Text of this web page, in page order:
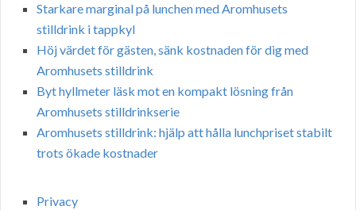
Starkare marginal på lunchen med Aromhusets
stilldrink i tappkyl
Höj värdet för gästen, sänk kostnaden för dig med
Aromhusets stilldrink
Byt hyllmeter läsk mot en kompakt lösning från
Aromhusets stilldrinkserie
Aromhusets stilldrink: hjälp att hålla lunchpriset stabilt
trots ökade kostnader
Privacy